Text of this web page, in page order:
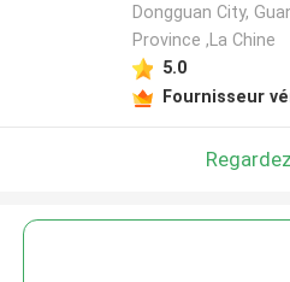
Dongguan City,
Province ,La Chine
5.0
Fournisseur